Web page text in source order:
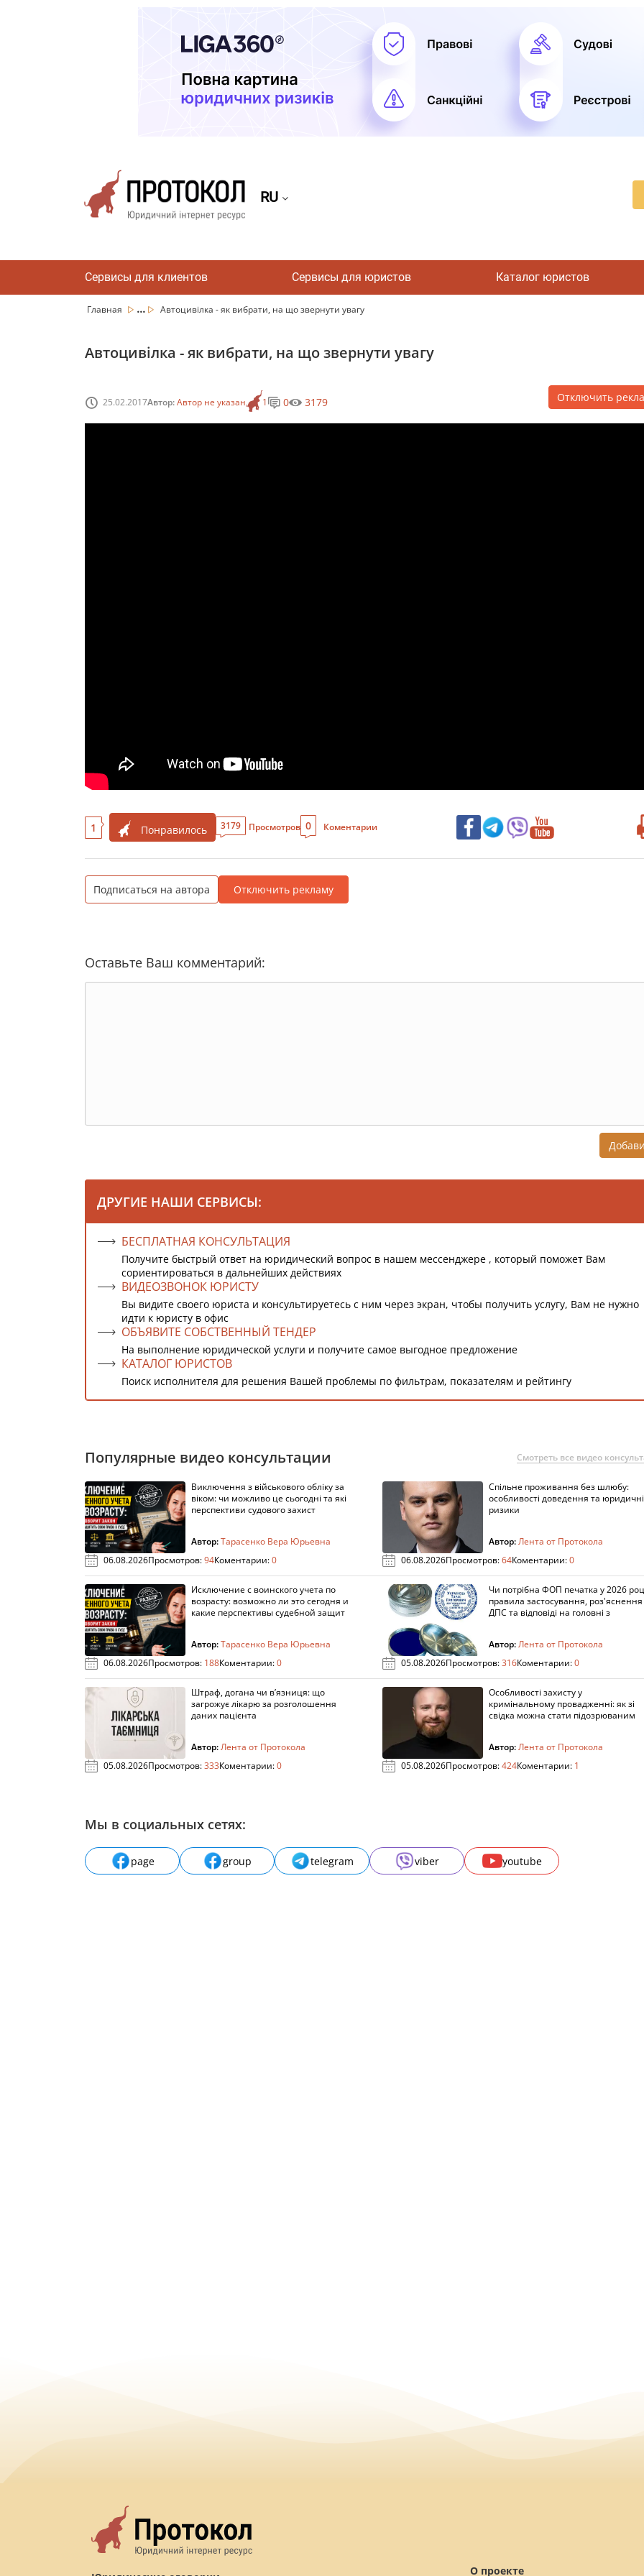
RU
Сервисы для клиентов Сервисы для юристов Каталог юристов
Главная ... Автоцивілка - як вибрати, на що звернути увагу
Автоцивілка - як вибрати, на що звернути увагу
25.02.2017Автор:Автор не указан 1 0 3179 Отключить
1 Понравилось 3179 Просмотров 0 Коментарии
Подписаться на автора Отключить рекламу
Оставьте Ваш комментарий:
ДРУГИЕ НАШИ СЕРВИСЫ:
БЕСПЛАТНАЯ КОНСУЛЬТАЦИЯ
Получите быстрый ответ на юридический вопрос в нашем мессенджере , который поможет Вам
сориентироваться в дальнейших действиях
ВИДЕОЗВОНОК ЮРИСТУ
Вы видите своего юриста и консультируетесь с ним через экран, чтобы получить услугу, Вам не нужно
идти к юристу в офис
ОБЪЯВИТЕ СОБСТВЕННЫЙ ТЕНДЕР
На выполнение юридической услуги и получите самое выгодное предложение
КАТАЛОГ ЮРИСТОВ
Поиск исполнителя для решения Вашей проблемы по фильтрам, показателям и рейтингу
Популярные видео консультации Смотреть все видео
Виключення з військового обліку за
віком: чи можливо це сьогодні та які
перспективи судового захист
Автор:Тарасенко Вера Юрьевна
06.08.2026Просмотров:94Коментарии:0
Спільне проживання без шлюбу:
особливості доведення та юридичні
ризики
Автор:Лента от Протокола
06.08.2026Просмотров:64Коментарии:0
Исключение с воинского учета по
возрасту: возможно ли это сегодня и
какие перспективы судебной защит
Автор:Тарасенко Вера Юрьевна
06.08.2026Просмотров: 188Коментарии:0
Чи потрібна ФОП печатка у 2026
правила застосування, роз'яснення
ДПС та відповіді на головні з
Автор:Лента от Протокола
05.08.2026Просмотров:316Коментарии:0
Штраф, догана чи в’язниця: що
загрожує лікарю за розголошення
даних пацієнта
Автор:Лента от Протокола
05.08.2026Просмотров:333Коментарии:0
Особливості захисту у
кримінальному провадженні: як зі
свідка можна стати підозрюваним
Автор:Лента от Протокола
05.08.2026Просмотров:424Коментарии: 1
Мы в социальных сетях:
page group telegram viber youtube
О проекте